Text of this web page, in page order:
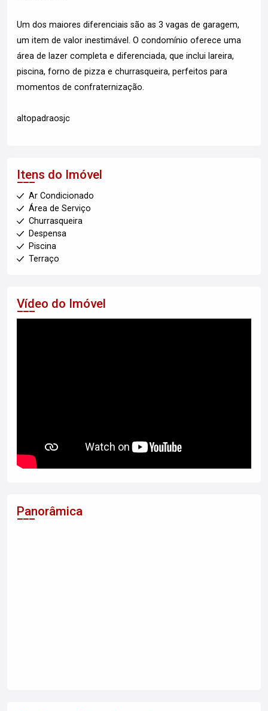
Um dos maiores diferenciais são as 3 vagas de garagem,
um item de valor inestimável. O condomínio oferece uma
área de lazer completa e diferenciada, que inclui lareira,
piscina, forno de pizza e churrasqueira, perfeitos para
momentos de confraternização.
altopadraosjc
Itens do Imóvel
Ar Condicionado
Área de Serviço
Churrasqueira
Despensa
Piscina
Terraço
Vídeo do Imóvel
Panorâmica